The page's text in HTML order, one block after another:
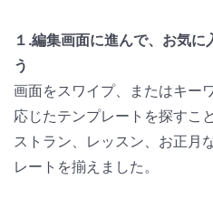
１.編集画面に進んで、お気
う
画面をスワイプ、またはキー
応じたテンプレートを探すこ
ストラン、レッスン、お正月
レートを揃えました。